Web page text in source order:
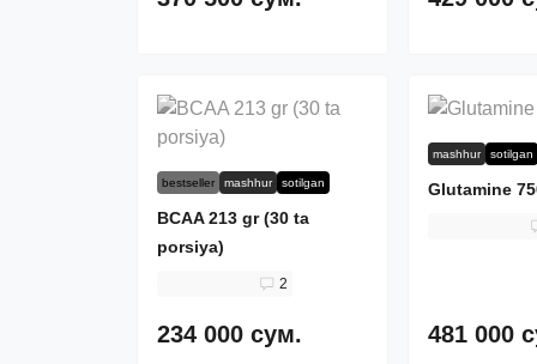
bestseller mashhur sotilgan
BCAA 213 gr (30 ta
porsiya)
2
234 000 сум.
mashhur sotilgan
Glutamine
481 000